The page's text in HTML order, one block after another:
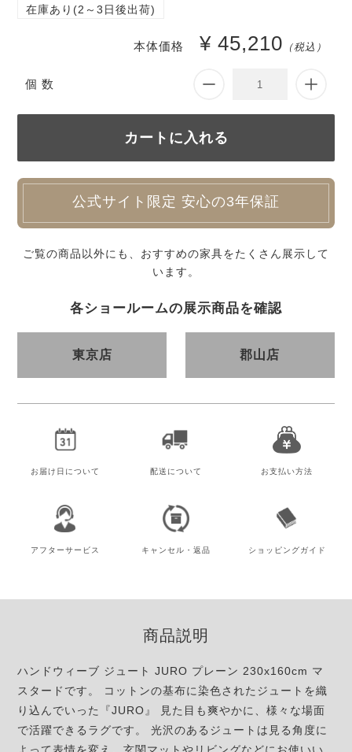
在庫あり(2～3日後出荷)
個 数
本体価格 ¥ 45,210 （税込）
公式サイト限定 安心の3年保証
ご覧の商品以外にも、おすすめの家具をたくさん展示して
います。
各ショールームの展示商品を確認
東京店 郡山店
お届け日 について 配送について お支払い方法
アフターサービス キャンセル・ 返品 ショッピングガイド
商品説明
ハンドウィーブ ジュート JURO プレーン 230x160cm マ
スタードです。 コットンの基布に染色されたジュートを織
り込んでいった『JURO』 見た目も爽やかに、様々な場面
で活躍できるラグです。 光沢のあるジュートは見る角度に